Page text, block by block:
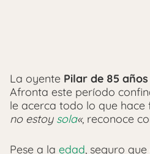
La oyente Pilar de 85 años
Afronta este período
le acerca todo lo que hace
no estoy sola«, reconoce
Pese a la edad, seguro